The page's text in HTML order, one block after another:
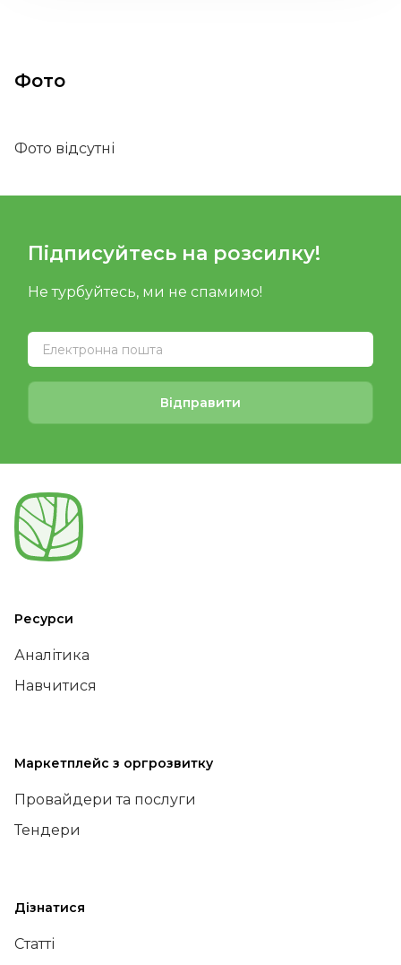
Фото
Фото відсутні
Підписуйтесь на розсилку!
Не турбуйтесь, ми не спамимо!
Відправити
Ресурси
Аналітика
Навчитися
Маркетплейс з оргрозвитку
Провайдери та послуги
Тендери
Дізнатися
Статті